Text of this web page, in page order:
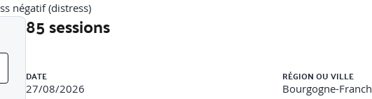
négatif (distress)
extra-professionnelle- Identifier les symptômes physiques du stress-
85 sessions
DATE
27/08/2026
RÉGION OU VILLE
Bourgogne-